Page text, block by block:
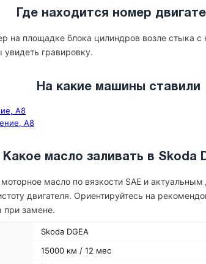
Где находится номер
на площадке блока цилиндров возле стыка
увидеть гравировку.
На какие машины ставили
A8
A8
Какое масло заливать в Skoda
масло по вязкости SAE и
двигателя. Ориентируйтесь на
при замене.
Skoda DGEA
15000 км / 12 мес